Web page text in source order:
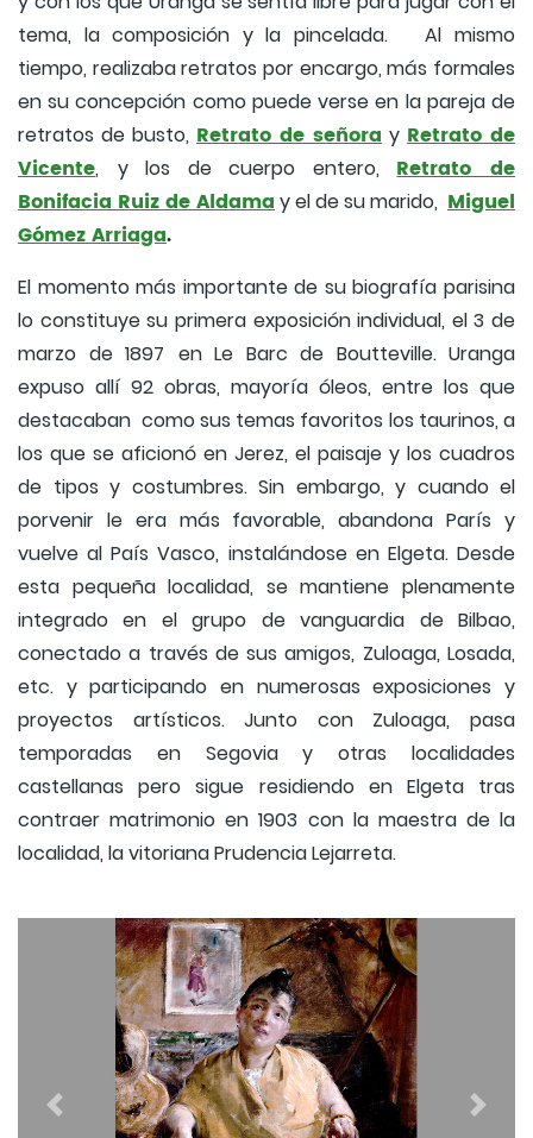
tema, la composición y la pincelada. Al mismo
tiempo, realizaba retratos por encargo, más formales
en su concepción como puede verse en la pareja de
retratos de busto, Retrato de señora y Retrato de
Vicente, y los de cuerpo entero, Retrato de
Bonifacia Ruiz de Aldamay el de su marido, Miguel
Gómez Arriaga.
El momento más importante de su biografía parisina
lo constituye su primera exposición individual, el 3 de
marzo de 1897 en Le Barc de Boutteville. Uranga
expuso allí 92 obras, mayoría óleos, entre los que
destacaban como sus temas favoritos los taurinos, a
los que se aficionó en Jerez, el paisaje y los cuadros
de tipos y costumbres. Sin embargo, y cuando el
porvenir le era más favorable, abandona París y
vuelve al País Vasco, instalándose en Elgeta. Desde
esta pequeña localidad, se mantiene plenamente
integrado en el grupo de vanguardia de Bilbao,
conectado a través de sus amigos, Zuloaga, Losada,
etc. y participando en numerosas exposiciones y
proyectos artísticos. Junto con Zuloaga, pasa
temporadas en Segovia y otras localidades
castellanas pero sigue residiendo en Elgeta tras
contraer matrimonio en 1903 con la maestra de la
localidad, la vitoriana Prudencia Lejarreta.
Previous Next